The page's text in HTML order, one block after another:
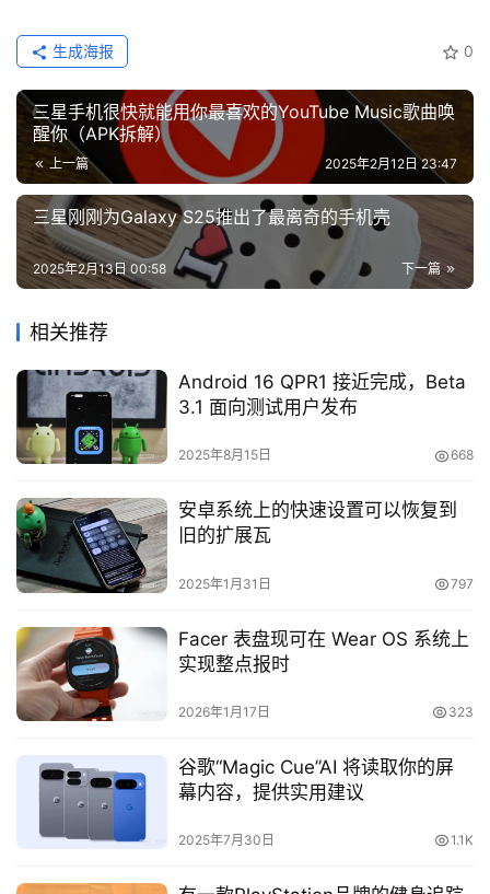
0
生成海报
三星手机很快就能用你最喜欢的YouTube Music歌曲唤
醒你（APK拆解）
上一篇 2025年2月12日 23:47
三星刚刚为Galaxy S25推出了最离奇的手机壳
下一篇
2025年2月13日 00:58
相关推荐
Android 16 QPR1 接近完成，Beta
3.1 面向测试用户发布
2025年8月15日 668
安卓系统上的快速设置可以恢复到
旧的扩展瓦
2025年1月31日 797
Facer 表盘现可在 Wear OS 系统上
实现整点报时
2026年1月17日 323
谷歌“Magic Cue”AI 将读取你的屏
幕内容，提供实用建议
2025年7月30日 1.1K